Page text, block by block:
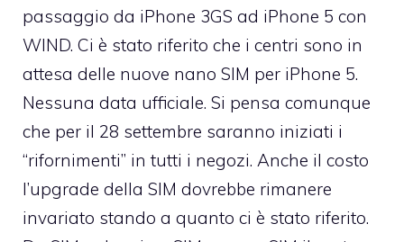
passaggio da iPhone 3GS ad iPhone 5 con
WIND. Ci è stato riferito che i centri sono in
attesa delle nuove nano SIM per iPhone 5.
Nessuna data ufficiale. Si pensa comunque
che per il 28 settembre saranno iniziati i
“rifornimenti” in tutti i negozi. Anche il costo
l’upgrade della SIM dovrebbe rimanere
invariato stando a quanto ci è stato riferito.